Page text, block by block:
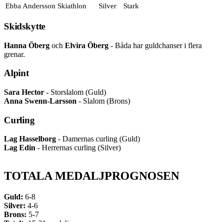
Ebba Andersson Skiathlon Silver Stark
Skidskytte
Hanna Öberg och Elvira Öberg - Båda har guldchanser i flera
grenar.
Alpint
Sara Hector - Storslalom (Guld)
Anna Swenn-Larsson - Slalom (Brons)
Curling
Lag Hasselborg - Damernas curling (Guld)
Lag Edin - Herrernas curling (Silver)
TOTALA MEDALJPROGNOSEN
Guld: 6-8
Silver: 4-6
Brons: 5-7